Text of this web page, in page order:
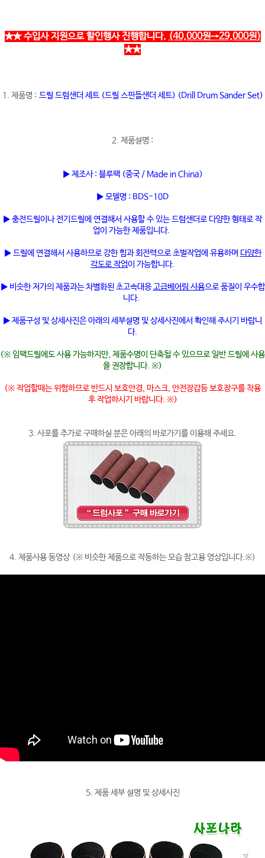
★★ 수입사 지원으로 할인행사 진행합니다. (40,000원→29,000원)
★★
1. 제품명 : 드릴 드럼샌더 세트 (드릴 스핀들샌더 세트) (Drill Drum Sander Set)
2. 제품설명 :
▶ 제조사 : 블루팩 (중국 / Made in China)
▶ 모델명 : BDS-10D
▶ 충전드릴이나 전기드릴에 연결해서 사용할 수 있는 드럼샌더로 다양한 형태로 작
업이 가능한 제품입니다.
▶ 드릴에 연결해서 사용하므로 강한 힘과 회전력으로 초벌작업에 유용하며 다양한
각도로 작업이 가능합니다.
▶ 비슷한 저가의 제품과는 차별화된 초고속대응고급베어링 사용으로 품질이 우수합
니다.
▶ 제품구성 및 상세사진은 아래의 세부설명 및 상세사진에서 확인해 주시기 바랍니
다.
(※ 임팩드릴에도 사용 가능하지만, 제품수명이 단축될 수 있으므로 일반 드릴에 사용
을 권장합니다. ※)
(※ 작업할때는 위험하므로 반드시 보호안경, 마스크, 안전장갑등 보호장구를 착용
후 작업하시기 바랍니다. ※)
3. 사포를 추가로 구매하실 분은 아래의 바로가기를 이용해 주세요.
4. 제품사용 동영상 (※ 비슷한 제품으로 작동하는 모습 참고용 영상입니다.※)
5. 제품 세부 설명 및 상세사진